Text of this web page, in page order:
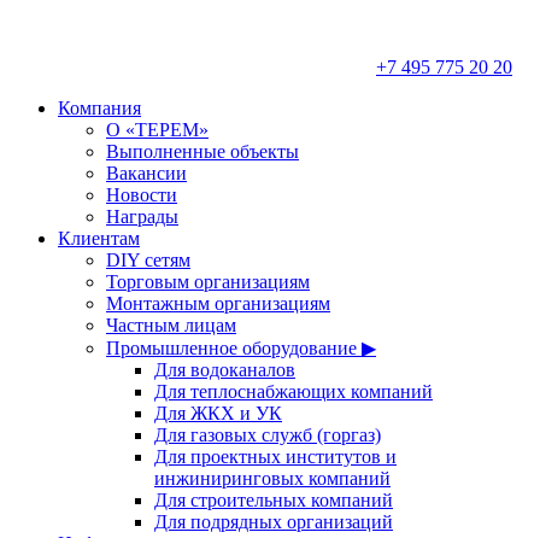
+7 495 775 20 20
Компания
О «ТЕРЕМ»
Выполненные объекты
Вакансии
Новости
Награды
Клиентам
DIY сетям
Торговым организациям
Монтажным организациям
Частным лицам
Промышленное оборудование ▶
Для водоканалов
Для теплоснабжающих компаний
Для ЖКХ и УК
Для газовых служб (горгаз)
Для проектных институтов и
инжиниринговых компаний
Для строительных компаний
Для подрядных организаций